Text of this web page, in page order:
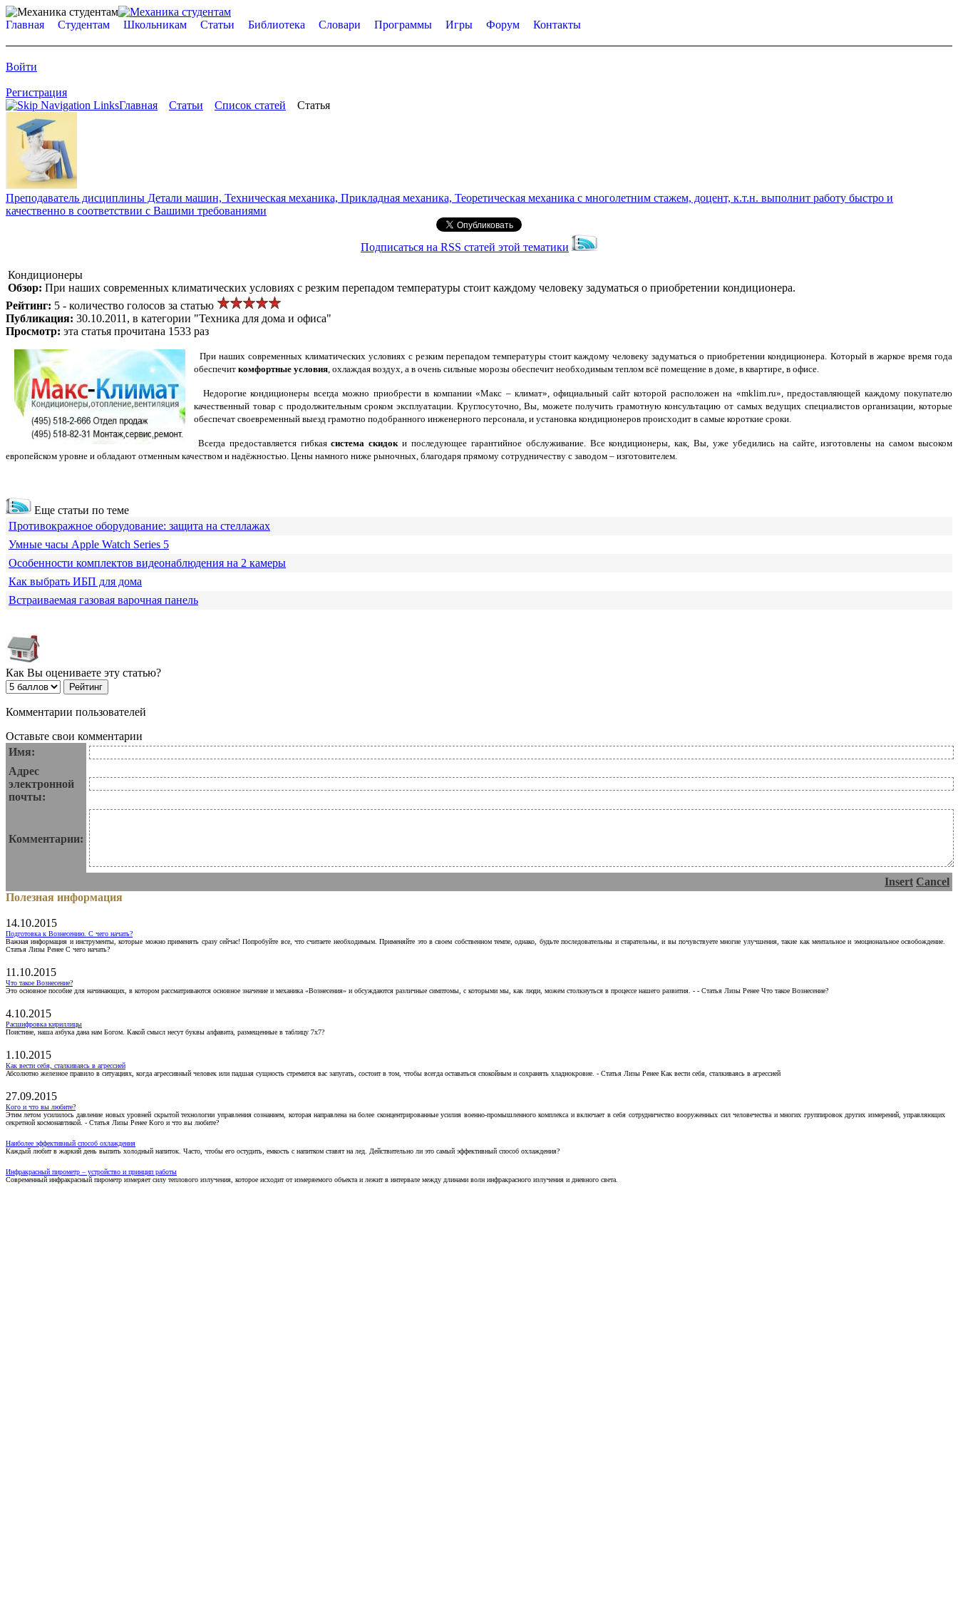
Главная Студентам Школьникам Статьи Библиотека Словари Программы Игры Форум Контакты
Войти
Регистрация
Главная
Статьи Список статей Статья
Преподаватель дисциплины Детали машин, Техническая механика, Прикладная механика, Теоретическая механика с многолетним стажем, доцент, к.т.н. выполнит работу быстро и
качественно в соответствии с Вашими требованиями
Подписаться на RSS статей этой тематики
Кондиционеры
Обзор: При наших современных климатических условиях с резким перепадом температуры стоит каждому человеку задуматься о приобретении кондиционера.
Рейтинг: 5 - количество голосов за статью
Публикация: 30.10.2011, в категории "Техника для дома и офиса"
Просмотр: эта статья прочитана 1533 раз
При наших современных климатических условиях с резким перепадом температуры стоит каждому человеку задуматься о приобретении кондиционера.
Который в жаркое время года
обеспечит комфортные условия , охлаждая воздух, а в очень сильные морозы обеспечит необходимым теплом всё помещение в доме, в квартире, в офисе.
Недорогие кондиционеры всегда можно приобрести в компании «Макс – климат», официальный сайт которой расположен на «mklim.ru», предоставляющей каждому покупателю
качественный товар с продолжительным сроком эксплуатации. Круглосуточно, Вы, можете получить грамотную консультацию от самых ведущих специалистов организации, которые
обеспечат своевременный выезд грамотно подобранного инженерного персонала, и установка кондиционеров происходит в самые короткие сроки.
Всегда предоставляется гибкаясистема скидок и последующее гарантийное обслуживание. Все кондиционеры, как, Вы, уже убедились на сайте, изготовлены на самом высоком
европейском уровне и обладают отменным качеством и надёжностью. Цены намного ниже рыночных, благодаря прямому сотрудничеству с заводом – изготовителем.
Еще статьи по теме
Противокражное оборудование: защита на стеллажах
Умные часы Apple Watch Series 5
Особенности комплектов видеонаблюдения на 2 камеры
Как выбрать ИБП для дома
Встраиваемая газовая варочная панель
Как Вы оцениваете эту статью?
Комментарии пользователей
Оставьте свои комментарии
Имя:
Адрес
электронной
почты:
Комментарии:
Insert Cancel
Полезная информация
14.10.2015
Подготовка к Вознесению. С чего начать?
Важная информация и инструменты, которые можно применять сразу сейчас! Попробуйте все, что считаете необходимым. Применяйте это в своем собственном темпе, однако, будьте последовательны и старательны, и вы почувствуете многие улучшения, такие как ментальное и эмоциональное освобождение.
Статья Лизы Ренее С чего начать?
11.10.2015
Что такое Вознесение?
Это основное пособие для начинающих, в котором рассматриваются основное значение и механика «Вознесения» и обсуждаются различные симптомы, с которыми мы, как люди, можем столкнуться в процессе нашего развития. - - Статья Лизы Ренее Что такое Вознесение?
4.10.2015
Расшифровка кириллицы
Поистине, наша азбука дана нам Богом. Какой смысл несут буквы алфавита, размещенные в таблицу 7х7?
1.10.2015
Как вести себя, сталкиваясь в агрессией
Абсолютно железное правило в ситуациях, когда агрессивный человек или падшая сущность стремится вас запугать, состоит в том, чтобы всегда оставаться спокойным и сохранять хладнокровие. - Статья Лизы Ренее Как вести себя, сталкиваясь в агрессией
27.09.2015
Кого и что вы любите?
Этим летом усилилось давление новых уровней скрытой технологии управления сознанием, которая направлена на более сконцентрированные усилия военно-промышленного комплекса и включает в себя сотрудничество вооруженных сил человечества и многих группировок других измерений, управляющих
секретной космонавтикой. - Статья Лизы Ренее Кого и что вы любите?
Наиболее эффективный способ охлаждения
Каждый любит в жаркий день выпить холодный напиток. Часто, чтобы его остудить, емкость с напитком ставят на лед. Действительно ли это самый эффективный способ охлаждения?
Инфракрасный пирометр – устройство и принцип работы
Современный инфракрасный пирометр измеряет силу теплового излучения, которое исходит от измеряемого объекта и лежит в интервале между длинами волн инфракрасного излучения и дневного света.